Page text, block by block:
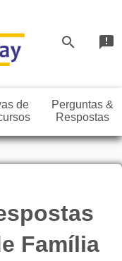
search announcement
de
Perguntas &
Respostas
Família